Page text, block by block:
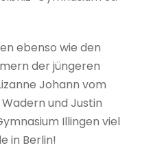
ebenso wie den
der jüngeren
Johann vom
und Justin
Illingen viel
in Berlin!